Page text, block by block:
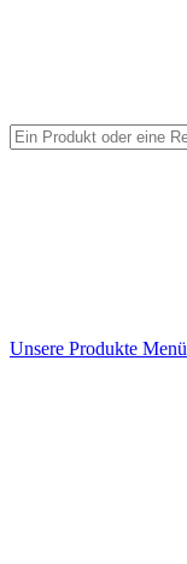
Unsere Produkte Menü